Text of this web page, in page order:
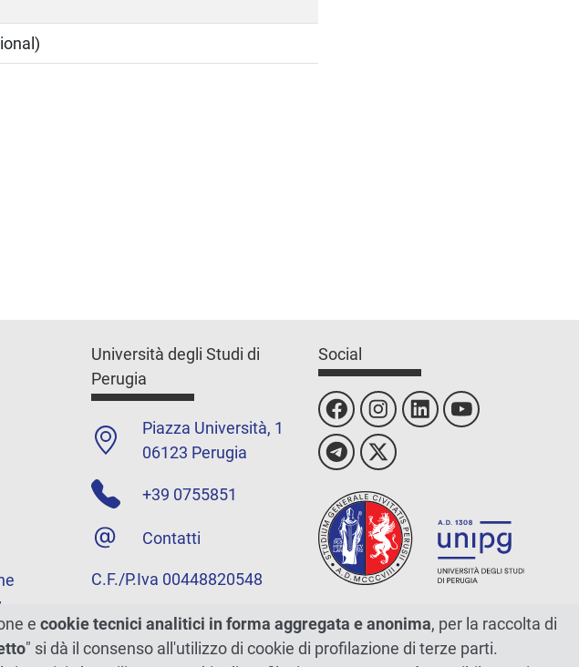
Università degli Studi di
Perugia
Piazza Università, 1
06123 Perugia
+39 0755851
Contatti
C.F./P.Iva 00448820548
Social
e cookie tecnici analitici in forma aggregata e anonima, per la raccolta di
" si dà il consenso all'utilizzo di cookie di profilazione di terze parti.